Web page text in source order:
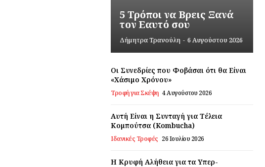
5 Τρόποι να Βρεις Ξανά
τον Εαυτό σου
Δήμητρα Τρανούλη - 6 Αυγούστου 2026
Οι Συνεδρίες που Φοβάσαι ότι θα Είναι
«Χάσιμο Χρόνου»
Τροφή για Σκέψη 4 Αυγούστου 2026
Αυτή Είναι η Συνταγή για Τέλεια
Κομπούτσα (Kombucha)
Ιδανικές Τροφές 26 Ιουλίου 2026
Η Κρυφή Αλήθεια για τα Υπερ-